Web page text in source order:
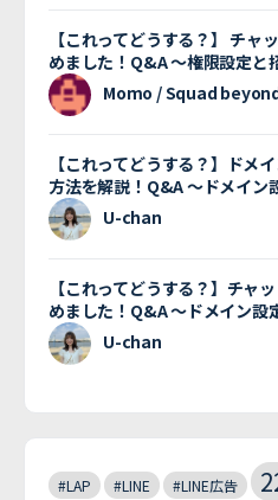
【これってどうする？】 チャ
めました！Q&A 〜権限設定と
Momo / Squad
【これってどうする？】ドメ
方法を解説！Q&A 〜ドメイン
U-chan
【これってどうする？】チャ
めました！Q&A 〜ドメイン設
U-chan
#LAP #LINE #LINE広告